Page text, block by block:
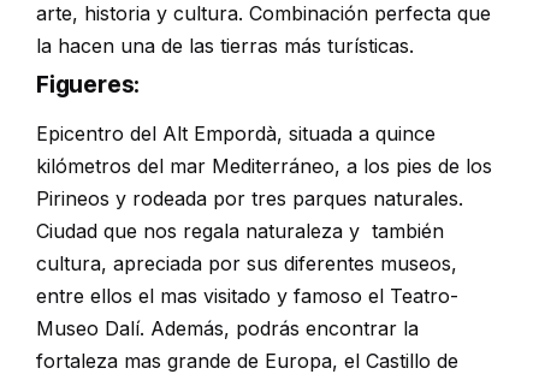
arte, historia y cultura. Combinación perfecta que
la hacen una de las tierras más turísticas.
Figueres:
Epicentro del Alt Empordà, situada a quince
kilómetros del mar Mediterráneo, a los pies de los
Pirineos y rodeada por tres parques naturales.
Ciudad que nos regala naturaleza y también
cultura, apreciada por sus diferentes museos,
entre ellos el mas visitado y famoso el Teatro-
Museo Dalí. Además, podrás encontrar la
fortaleza mas grande de Europa, el Castillo de